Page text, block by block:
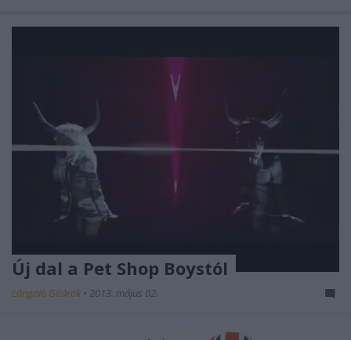
Új dal a Pet Shop Boystól
Lángoló Gitárok • 2013. május 02.